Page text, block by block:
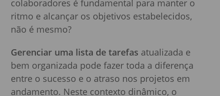
colaboradores é fundamental para manter o
ritmo e alcançar os objetivos estabelecidos,
não é mesmo?
Gerenciar uma lista de tarefas atualizada e
bem organizada pode fazer toda a diferença
entre o sucesso e o atraso nos projetos em
andamento. Neste contexto dinâmico, o